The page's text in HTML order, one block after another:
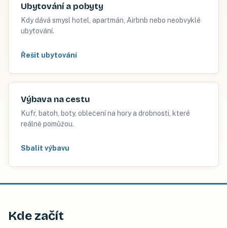
Ubytování a pobyty
Kdy dává smysl hotel, apartmán, Airbnb nebo neobvyklé
ubytování.
Řešit ubytování
Výbava na cestu
Kufr, batoh, boty, oblečení na hory a drobnosti, které
reálně pomůžou.
Sbalit výbavu
Kde začít